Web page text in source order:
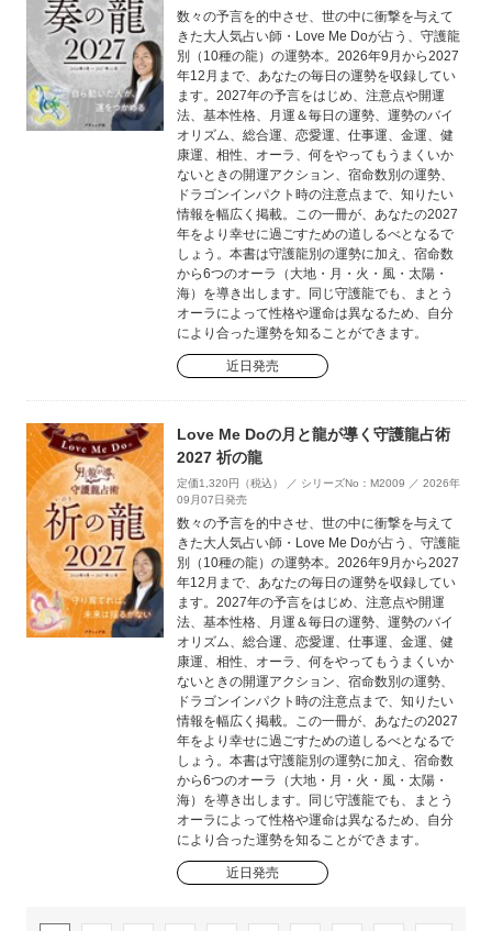
数々の予言を的中させ、世の中に衝撃を与えて
きた大人気占い師・Love Me Doが占う、守護龍
別（10種の龍）の運勢本。2026年9月から2027
年12月まで、あなたの毎日の運勢を収録してい
ます。2027年の予言をはじめ、注意点や開運
法、基本性格、月運＆毎日の運勢、運勢のバイ
オリズム、総合運、恋愛運、仕事運、金運、健
康運、相性、オーラ、何をやってもうまくいか
ないときの開運アクション、宿命数別の運勢、
ドラゴンインパクト時の注意点まで、知りたい
情報を幅広く掲載。この一冊が、あなたの2027
年をより幸せに過ごすための道しるべとなるで
しょう。本書は守護龍別の運勢に加え、宿命数
から6つのオーラ（大地・月・火・風・太陽・
海）を導き出します。同じ守護龍でも、まとう
オーラによって性格や運命は異なるため、自分
により合った運勢を知ることができます。
近日発売
Love Me Doの月と龍が導く守護龍占術
2027 祈の龍
定価1,320円（税込） ／ シリーズNo：M2009 ／ 2026年
09月07日発売
数々の予言を的中させ、世の中に衝撃を与えて
きた大人気占い師・Love Me Doが占う、守護龍
別（10種の龍）の運勢本。2026年9月から2027
年12月まで、あなたの毎日の運勢を収録してい
ます。2027年の予言をはじめ、注意点や開運
法、基本性格、月運＆毎日の運勢、運勢のバイ
オリズム、総合運、恋愛運、仕事運、金運、健
康運、相性、オーラ、何をやってもうまくいか
ないときの開運アクション、宿命数別の運勢、
ドラゴンインパクト時の注意点まで、知りたい
情報を幅広く掲載。この一冊が、あなたの2027
年をより幸せに過ごすための道しるべとなるで
しょう。本書は守護龍別の運勢に加え、宿命数
から6つのオーラ（大地・月・火・風・太陽・
海）を導き出します。同じ守護龍でも、まとう
オーラによって性格や運命は異なるため、自分
により合った運勢を知ることができます。
近日発売